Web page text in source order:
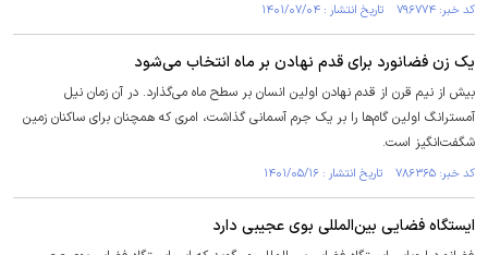
کد خبر: ۷۹۶۷۷۴ تاریخ انتشار : ۱۴۰۱/۰۷/۰۴
یک زن فضانورد برای قدم نهادن بر ماه انتخاب می‌شود
بیش از نیم قرن از قدم نهادن اولین انسان بر سطح ماه می‌گذارد. در آن زمان نیل
آمسترانگ اولین گام‌ها را بر یک جرم آسمانی گذاشت، امری که همچنان برای ساکنان زمین
شگفت‌انگیز است.
کد خبر: ۷۸۶۳۶۵ تاریخ انتشار : ۱۴۰۱/۰۵/۱۶
ایستگاه فضایی بین‌المللی بوی عجیبی دارد